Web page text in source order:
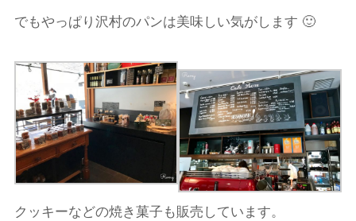
でもやっぱり沢村のパンは美味しい気がします 🙂
クッキーなどの焼き菓子も販売しています。